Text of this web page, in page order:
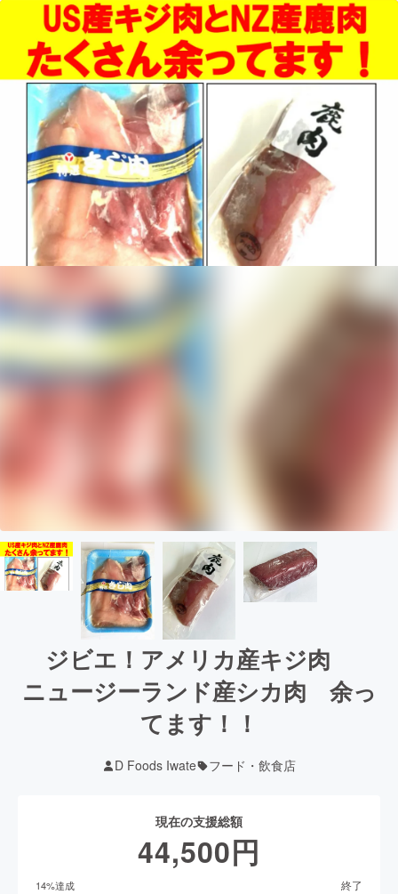
ジビエ！アメリカ産キジ肉
ニュージーランド産シカ肉 余っ
てます！！
D Foods Iwate フード・飲食店
現在の支援総額
44,500円
14%達成 終了